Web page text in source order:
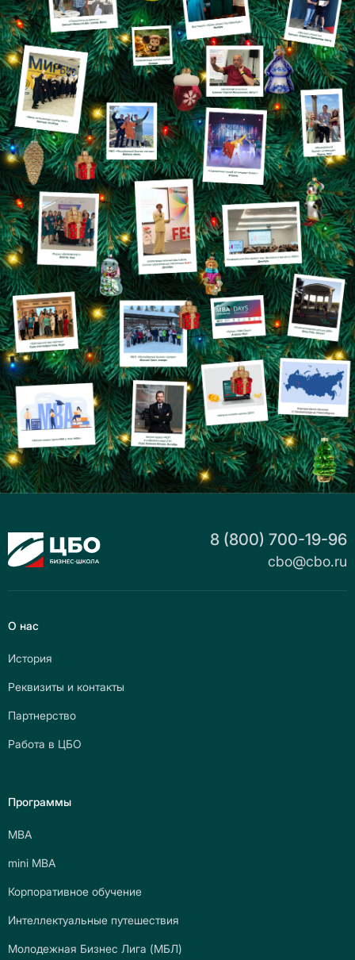
8 (800) 700-19-96
cbo@cbo.ru
О нас
История
Реквизиты и контакты
Партнерство
Работа в ЦБО
Программы
МВА
mini МВА
Корпоративное обучение
Интеллектуальные путешествия
Молодежная Бизнес Лига (МБЛ)